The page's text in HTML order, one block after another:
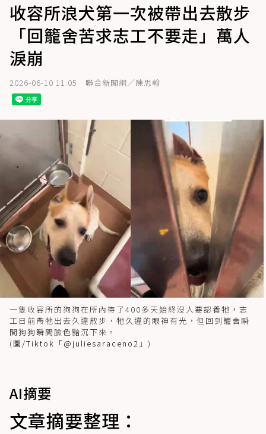
收容所浪犬第一次被帶出去散步
「回籠舍苦求志工不要走」萬人
淚崩
2026-06-10 11:05 聯合新聞網／陳思翰
一隻收容所的狗狗在所內待了400多天始終沒人要認養牠，志
工日前帶牠出去久違散步，牠久違的眼神有光，但回到籠舍瞬
間狗狗瞬間臉色黯沉下來。
(圖/Tiktok「@juliesaraceno2 」)
AI摘要
文章摘要整理：